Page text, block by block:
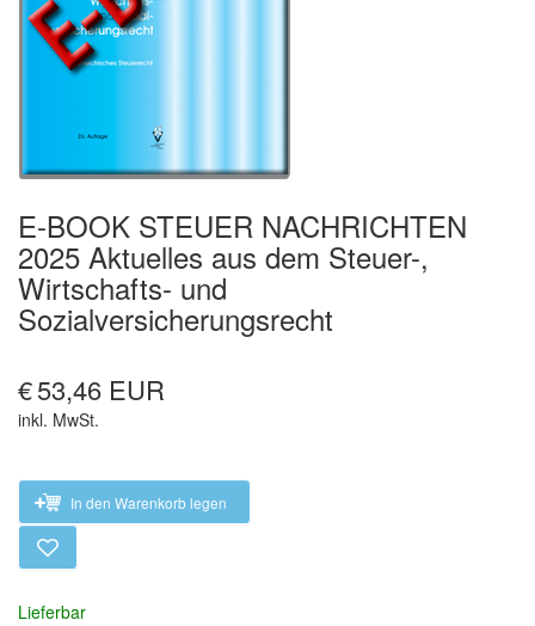
E-BOOK STEUER NACHRICHTEN
2025 Aktuelles aus dem Steuer-,
Wirtschafts- und
Sozialversicherungsrecht
€53,46 EUR
inkl. MwSt.
In den Warenkorb legen
Lieferbar